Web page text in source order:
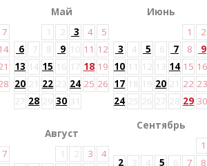
7
Май
1
2 3 4
5
6
7 8 9 10 11 12
13 14 15 16 17 18 19
20 21 22 23 24 25 26
27 28 29 30 31
Июнь
1
2
3
4 5 6 7 8
9
10 11 12 13 14 15 16
17 18 19 20 21 22 23
24 25 26 27 28 29 30
7
Август
1
2 3
4
Сентябрь
1
2
3 4 5 6 7
8